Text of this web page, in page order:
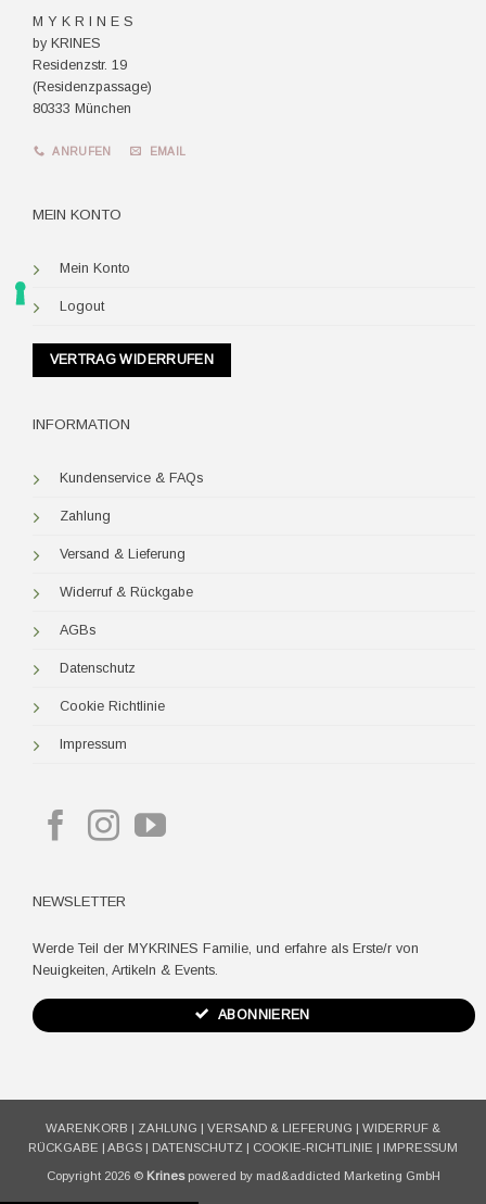
M Y K R I N E S
by KRINES
Residenzstr. 19
(Residenzpassage)
80333 München
ANRUFEN EMAIL
MEIN KONTO
Mein Konto
Logout
VERTRAG WIDERRUFEN
INFORMATION
Kundenservice & FAQs
Zahlung
Versand & Lieferung
Widerruf & Rückgabe
AGBs
Datenschutz
Cookie Richtlinie
Impressum
NEWSLETTER
Werde Teil der MYKRINES Familie, und erfahre als Erste/r von
Neuigkeiten, Artikeln & Events.
ABONNIEREN
WARENKORB ZAHLUNG VERSAND & LIEFERUNG
WIDERRUF &
RÜCKGABE
ABGS DATENSCHUTZ COOKIE-RICHTLINIE IMPRESSUM
Copyright 2026 © Krinespowered by mad&addicted Marketing GmbH